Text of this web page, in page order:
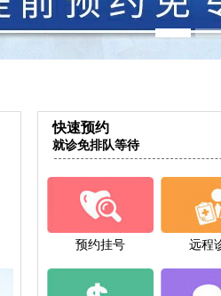
快速预约
就诊免排队等待
预约挂号 远程